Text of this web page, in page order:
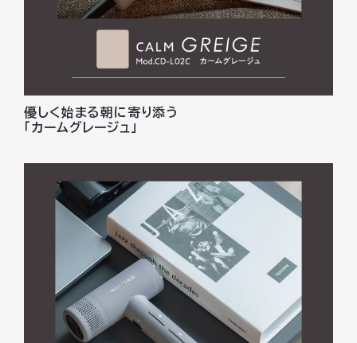
優しく始まる朝に寄り添う
「カームグレージュ」